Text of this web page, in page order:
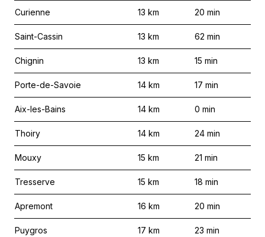
Curienne 13 km 20 min
Saint-Cassin 13 km 62 min
Chignin 13 km 15 min
Porte-de-Savoie 14 km 17 min
Aix-les-Bains 14 km 0 min
Thoiry 14 km 24 min
Mouxy 15 km 21 min
Tresserve 15 km 18 min
Apremont 16 km 20 min
Puygros 17 km 23 min